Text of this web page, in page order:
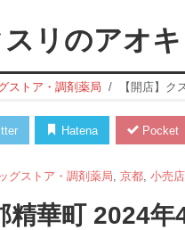
スリのアオ
ストア・調剤薬局 【開店】ク
Hatena Pocket
グストア・調剤薬局 京都, 小売店,
精華町 2024